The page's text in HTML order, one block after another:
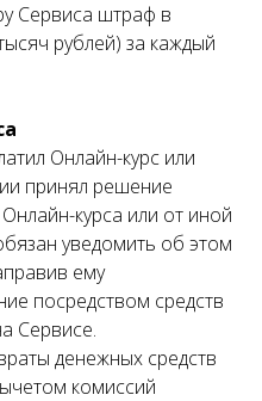
Сервиса штраф в
рублей) за каждый
Онлайн-курс или
принял решение
курса или от иной
уведомить об этом
ему
посредством средств
Сервисе.
денежных средств
комиссий